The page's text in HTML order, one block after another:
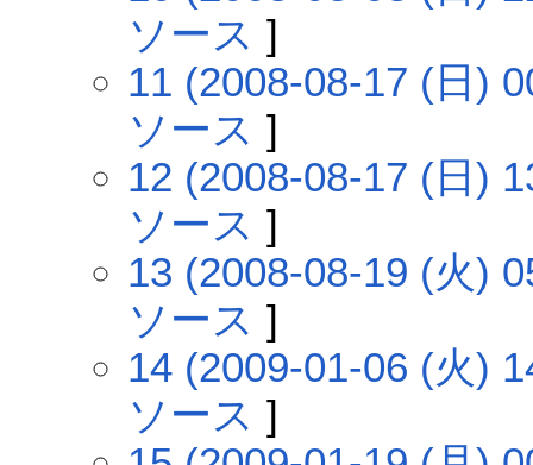
ソース ]
11 (2008-08-17 (日)
ソース ]
12 (2008-08-17 (日)
ソース ]
13 (2008-08-19 (火)
ソース ]
14 (2009-01-06 (火)
ソース ]